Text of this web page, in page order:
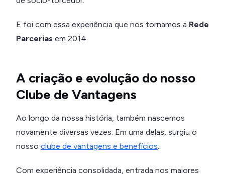
E foi com essa experiência que nos tornamos a Rede
Parcerias em 2014.
A criação e evolução do nosso
Clube de Vantagens
Ao longo da nossa história, também nascemos
novamente diversas vezes. Em uma delas, surgiu o
nosso clube de vantagens e benefícios
Com experiência consolidada, entrada nos maiores